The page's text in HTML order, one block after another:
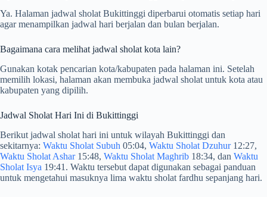
Ya. Halaman jadwal sholat Bukittinggi diperbarui otomatis setiap hari
agar menampilkan jadwal hari berjalan dan bulan berjalan.
Bagaimana cara melihat jadwal sholat kota lain?
Gunakan kotak pencarian kota/kabupaten pada halaman ini. Setelah
memilih lokasi, halaman akan membuka jadwal sholat untuk kota atau
kabupaten yang dipilih.
Jadwal Sholat Hari Ini di Bukittinggi
Berikut jadwal sholat hari ini untuk wilayah Bukittinggi dan
sekitarnya: Waktu Sholat Subuh 05:04, Waktu Sholat Dzuhur12:27,
Waktu Sholat Ashar15:48, Waktu Sholat Maghrib 18:34, dan Waktu
Sholat Isya 19:41. Waktu tersebut dapat digunakan sebagai panduan
untuk mengetahui masuknya lima waktu sholat fardhu sepanjang hari.